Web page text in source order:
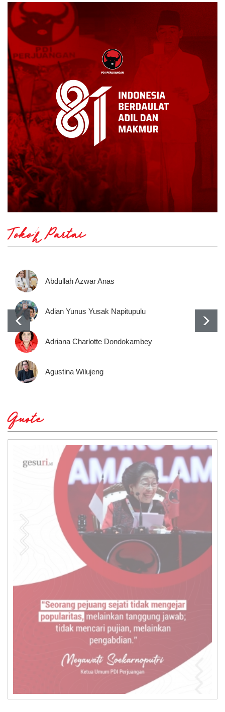
Tokoh Partai
Abdullah Azwar Anas
Adian Yunus Yusak Napitupulu
Adriana Charlotte Dondokambey
Agustina Wilujeng
Quote